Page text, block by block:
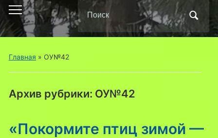
Переключить
мобильное
меню
Поиск
по:
Главная » ОУ№42
Архив рубрики: ОУ№42
«Покормите птиц зимой —